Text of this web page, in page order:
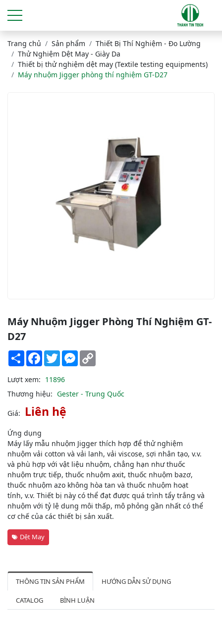
Trang chủ Sản phẩm
Thiết Bị Thí Nghiệm - Đo Lường
Thử Nghiệm Dệt May - Giày Da
Thiết bị thử nghiệm dệt may (Textile testing equipments)
Máy nhuộm Jigger phòng thí nghiệm GT-D27
Máy Nhuộm Jigger Phòng Thí Nghiệm GT-
D27
Share Facebook
TwitterMessenger
Lượt xem: 11896
Thương hiệu: Gester - Trung Quốc
Giá: Liên hệ
Ứng dụng
Máy lấy mẫu nhuộm Jigger thích hợp để thử nghiệm
nhuộm vải cotton và vải lanh, vải viscose, sợi nhân tạo, v.v.
và phù hợp với vật liệu nhuộm, chẳng hạn như thuốc
nhuộm trực tiếp, thuốc nhuộm axit, thuốc nhuộm bazơ,
thuốc nhuộm azo không hòa tan và thuốc nhuộm hoạt
tính, v.v. Thiết bị này có thể đạt được quá trình tẩy trắng và
nhuộm với tỷ lệ dung môi thấp, mô phỏng gần nhất có thể
cơ chế của các thiết bị sản xuất.
Dệt May
THÔNG TIN SẢN PHẨM HƯỚNG DẪN SỬ DỤNG
CATALOG BÌNH LUẬN